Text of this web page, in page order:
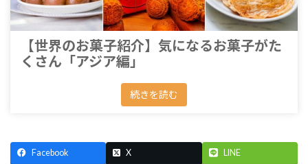
【世界のお菓子紹介】気になるお菓子がた
くさん「アジア編」
続きを読む
Facebook X LINE